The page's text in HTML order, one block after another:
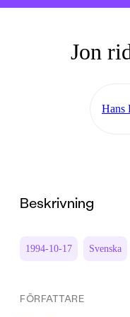
Jon
Hans
Beskrivning
1994-10-17 Svenska
FÖRFATTARE